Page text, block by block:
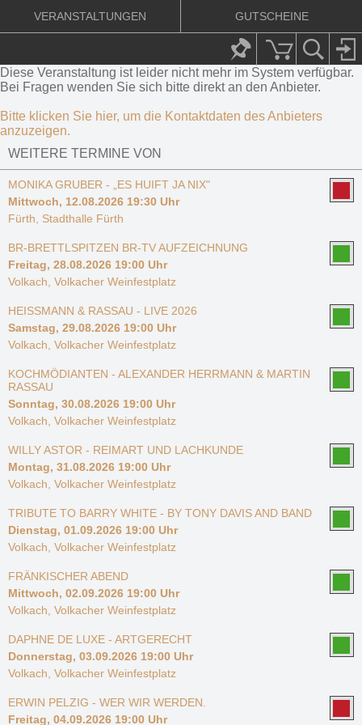
VERANSTALTUNGEN GUTSCHEINE
Diese Veranstaltung ist leider nicht mehr im System verfügbar.
Bei Fragen wenden Sie sich bitte direkt an den Anbieter.
Bitte klicken Sie hier, um die Kontaktdaten des Anbieters
anzuzeigen.
WEITERE TERMINE VON
MONIKA GRUBER - „ES HUIFT JA NIX"
Mittwoch, 12.08.2026 19:30 Uhr
Fürth, Stadthalle Fürth
BR-BRETTLSPITZEN BR-TV AUFZEICHNUNG
Freitag, 28.08.2026 19:00 Uhr
Volkach, Volkacher Weinfestplatz
HEISSMANN & RASSAU - LIVE 2026
Samstag, 29.08.2026 19:00 Uhr
Volkach, Volkacher Weinfestplatz
KOCHMÖDIANTEN - ALEXANDER HERRMANN & MARTIN
RASSAU
Sonntag, 30.08.2026 19:00 Uhr
Volkach, Volkacher Weinfestplatz
WILLY ASTOR - REIMART UND LACHKUNDE
Montag, 31.08.2026 19:00 Uhr
Volkach, Volkacher Weinfestplatz
TRIBUTE TO BARRY WHITE - BY TONY DAVIS AND BAND
Dienstag, 01.09.2026 19:00 Uhr
Volkach, Volkacher Weinfestplatz
FRÄNKISCHER ABEND
Mittwoch, 02.09.2026 19:00 Uhr
Volkach, Volkacher Weinfestplatz
DAPHNE DE LUXE - ARTGERECHT
Donnerstag, 03.09.2026 19:00 Uhr
Volkach, Volkacher Weinfestplatz
ERWIN PELZIG - WER WIR WERDEN.
Freitag, 04.09.2026 19:00 Uhr